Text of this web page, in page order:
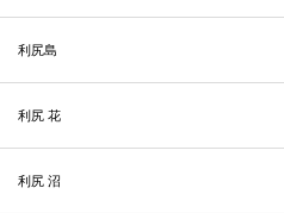
利尻島
利尻 花
利尻 沼